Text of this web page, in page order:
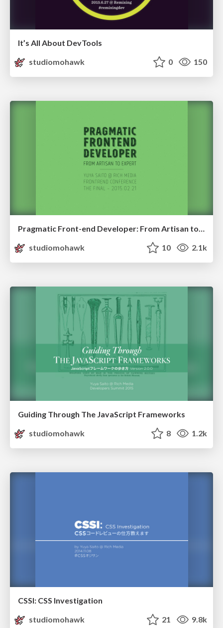
It’s All About DevTools
studiomohawk
0 150
Pragmatic Front-end Developer: From Artisan to Expert
studiomohawk
10 2.1k
Guiding Through The JavaScript Frameworks
studiomohawk
8 1.2k
CSSI: CSS Investigation
studiomohawk
21 9.8k